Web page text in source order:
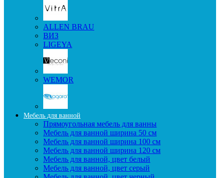
ALLEN BRAU
ВИЗ
LIGEYA
WEMOR
Мебель для ванной
Прямоугольная мебель для ванны
Мебель для ванной ширина 50 см
Мебель для ванной ширина 100 см
Мебель для ванной ширина 120 см
Мебель для ванной, цвет белый
Мебель для ванной, цвет серый